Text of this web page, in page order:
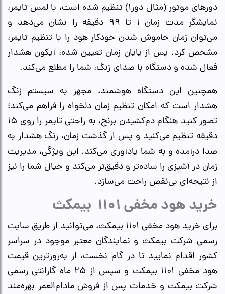
دورهای موتور (مثال دور۱) تنظیم شده است، با لمس تایمر،
نمایشگر مدت زمان ۱ تا ۹۹ دقیقه را نشان می‌دهد و
می‌توان زمان خاموش شدن خودکار هود را با تنظیم تایمر،
مشخص کرد. پس از پایان زمان تعیین شده، آیکون هشدار
فعال شده و دستگاه با صدای زنگ، شما را مطلع می‌کند.
همچنین این دستگاه هوشمند، مجهز به سیستم زنگ
هشدار است که امکان تنظیم زمان دلخواه را فراهم می‌کند؛
تصور کنید هنگام دم‌کشیدن برنج، به راحتی تایمر را روی ۱۵
دقیقه تنظیم می‌کنید و پس از گذشت زمان، زنگ هشدار به
صدا درآمده و به شما یادآوری می‌کند. این ویژگی، مدیریت
زمان در آشپزی را ساده‌تر و دقیق‌تر می‌کند و خیال شما را نیز
از نتیجه‌ای بی‌نقص راحت می‌سازد.
خرید هود مخفی ۱۱۰۱ بیمکث
برای خرید هود مخفی ۱۱۰۱ بیمکث، می‌توانید از طریق سایت
رسمی شرکت بیمکث و نمایندگان معتبر موجود در سراسر
کشور اقدام نمایید تا در گام نخست، از به‌روزترین قیمت
هود مخفی ۱۱۰۱ بیمکث و سپس از ۲۵ ماه گارانتی رسمی
شرکت بیمکث و خدمات پس از فروش مادام‌العمر بهره‌مند